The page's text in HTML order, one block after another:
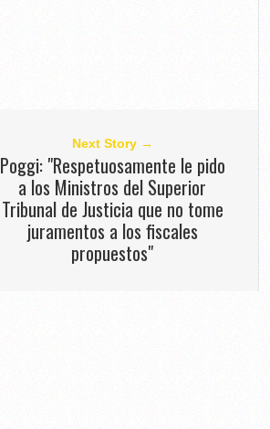
Next Story →
Poggi: "Respetuosamente le pido
a los Ministros del Superior
Tribunal de Justicia que no tome
juramentos a los fiscales
propuestos"